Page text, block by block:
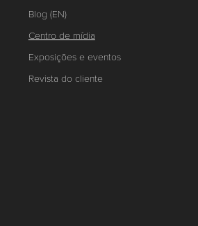
Blog (EN)
Centro de mídia
Exposições e eventos
Revista do cliente